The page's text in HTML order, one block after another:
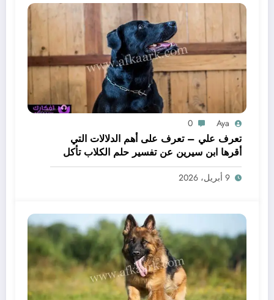
Aya
0
تعرف علي – تعرف على أهم الدلالات التي
أقرها ابن سيرين عن تفسير حلم الكلاب تأكل
لحم – بالتفصيل
9 أبريل، 2026